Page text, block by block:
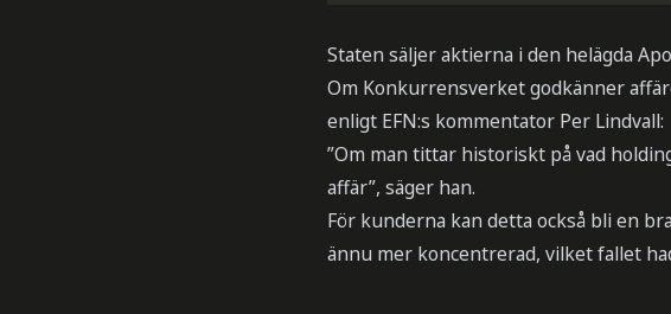
Staten säljer aktierna i den helägda
Om Konkurrensverket godkänner
enligt EFN:s kommentator Per Lindvall:
”Om man tittar historiskt på vad
affär”, säger han.
För kunderna kan detta också bli en
ännu mer koncentrerad, vilket fallet